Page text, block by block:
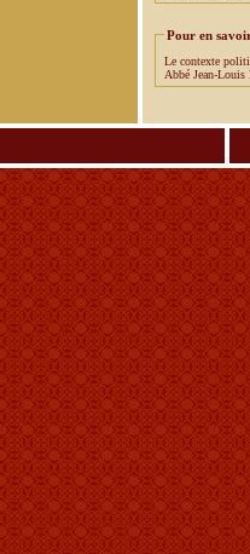
Pour en
Le contexte
Abbé Jean-Louis